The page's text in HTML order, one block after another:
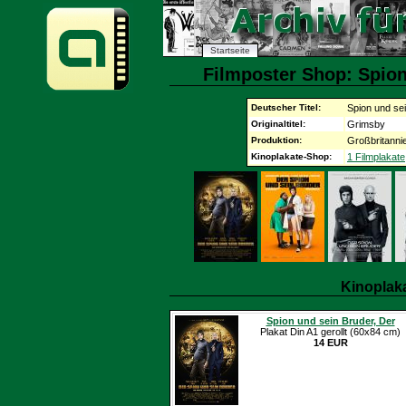
Startseite
Filmposter Shop:
Deutscher Titel: Spion und
Originaltitel: Grimsby
Produktion:
Kinoplakate-Shop: 1 Filmplakate
Spion und sein Bruder, Der
Plakat Din A1 gerollt (60x84 cm)
14 EUR